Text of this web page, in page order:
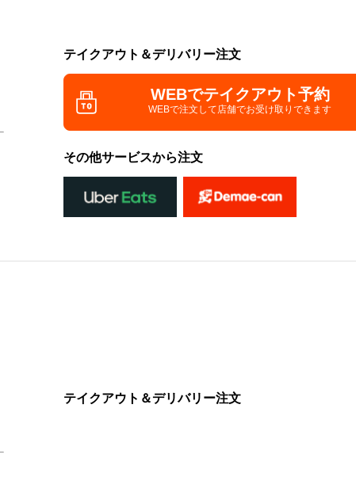
テイクアウト＆デリバリー注文
WEBでテイクアウト予約
WEBで注文して店舗でお受け取りできます
その他サービスから注文
テイクアウト＆デリバリー注文